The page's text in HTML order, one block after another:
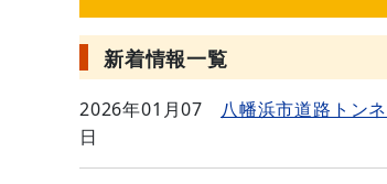
新着情報一覧
2026年01月07
日
八幡浜市道路トン